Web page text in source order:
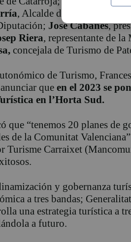
, Alcalde de Alboraya;
José Cabanes,
Riera, representante de
concejala de Turismo de
de Turismo,
que en el 2023 se
en l’Horta Sud.
que “tenemos 20 planes de
de la Comunitat
Turisme Carraixet
y gobernanza
a tres bandas;
una estrategia turística a
a futuro.